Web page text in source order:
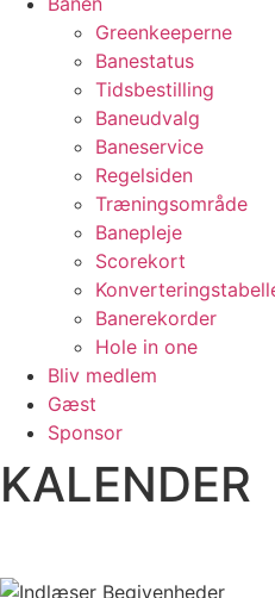
Greenkeeperne
Banestatus
Tidsbestilling
Baneudvalg
Baneservice
Regelsiden
Træningsområde
Banepleje
Scorekort
Banerekorder
Hole in one
Bliv medlem
Gæst
Sponsor
KALENDER